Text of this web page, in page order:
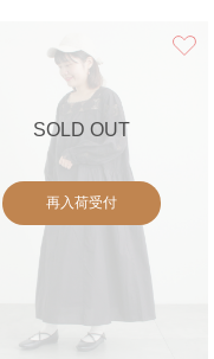
SOLD OUT
再入荷受付